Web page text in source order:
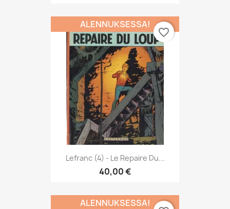
Lefranc (4) - Le Repaire Du...
40,00 €
ALENNUKSESSA!
favorite_border
ALENNUKSESSA!